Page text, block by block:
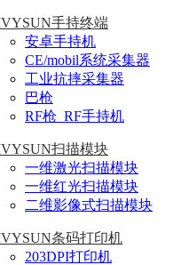
手持终端
安卓手持机
CE/mobil系统采集器
工业抗摔采集器
巴枪
RF枪_RF手持机
扫描模块
一维激光扫描模块
一维红光扫描模块
二维影像式扫描模块
条码打印机
203DPI打印机